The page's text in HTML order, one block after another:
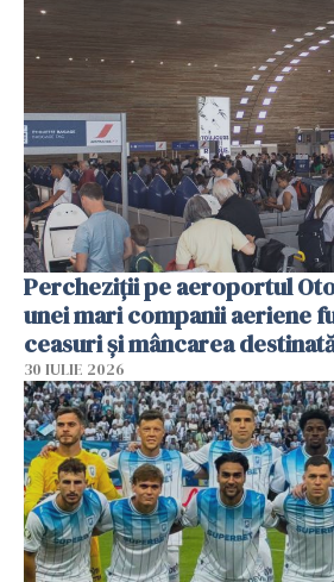
Percheziții pe aeroportul
unei mari companii aeriene
ceasuri și mâncarea
30 IULIE 2026